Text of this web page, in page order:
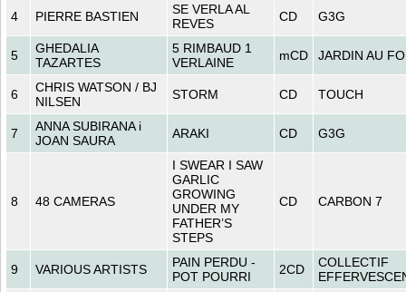
4 PIERRE BASTIEN
SE VERLA AL
REVES
CD G3G
5
GHEDALIA
TAZARTES
5 RIMBAUD 1
VERLAINE
mCD JARDIN AU
6
CHRIS WATSON / BJ
NILSEN
STORM CD TOUCH
7
ANNA SUBIRANA i
JOAN SAURA
ARAKI CD G3G
8 48 CAMERAS
I SWEAR I SAW
GARLIC
GROWING
UNDER MY
FATHER’S
STEPS
CD CARBON 7
9 VARIOUS ARTISTS
PAIN PERDU -
POT POURRI
2CD
COLLECTIF